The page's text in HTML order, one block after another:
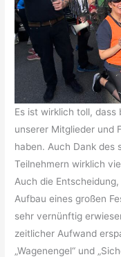
Es ist wirklich toll, dass
unserer Mitglieder und
haben. Auch Dank des
Teilnehmern wirklich
Auch die
Aufbau eines großen
sehr vernünftig
zeitlicher Aufwand
„Wagenengel“ und